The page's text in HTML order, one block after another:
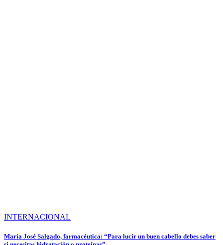
INTERNACIONAL
María José Salgado, farmacéutica: “Para lucir un buen cabello debes saber